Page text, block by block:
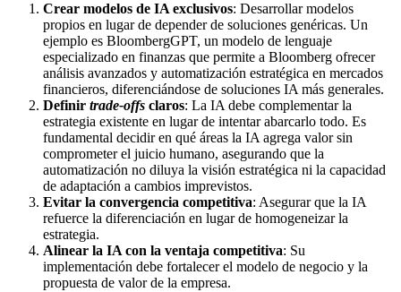
Crear modelos de IA exclusivos: Desarrollar modelos
propios en lugar de depender de soluciones genéricas. Un
ejemplo es BloombergGPT, un modelo de lenguaje
especializado en finanzas que permite a Bloomberg ofrecer
análisis avanzados y automatización estratégica en mercados
financieros, diferenciándose de soluciones IA más generales.
Definir trade-offs claros: La IA debe complementar la
estrategia existente en lugar de intentar abarcarlo todo. Es
fundamental decidir en qué áreas la IA agrega valor sin
comprometer el juicio humano, asegurando que la
automatización no diluya la visión estratégica ni la capacidad
de adaptación a cambios imprevistos.
Evitar la convergencia competitiva: Asegurar que la IA
refuerce la diferenciación en lugar de homogeneizar la
estrategia.
Alinear la IA con la ventaja competitiva: Su
implementación debe fortalecer el modelo de negocio y la
propuesta de valor de la empresa.